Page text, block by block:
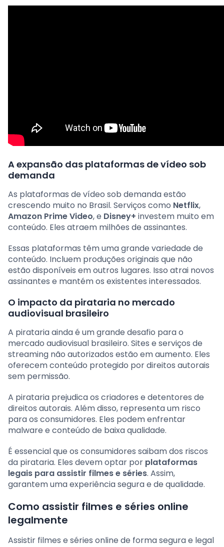
A expansão das plataformas de vídeo sob
demanda
As plataformas de vídeo sob demanda estão
crescendo muito no Brasil. Serviços como Netflix,
Amazon Prime Video, e Disney+ investem muito em
conteúdo. Eles atraem milhões de assinantes.
Essas plataformas têm uma grande variedade de
conteúdo. Incluem produções originais que não
estão disponíveis em outros lugares. Isso atrai novos
assinantes e mantém os existentes interessados.
O impacto da pirataria no mercado
audiovisual brasileiro
A pirataria ainda é um grande desafio para o
mercado audiovisual brasileiro. Sites e serviços de
streaming não autorizados estão em aumento. Eles
oferecem conteúdo protegido por direitos autorais
sem permissão.
A pirataria prejudica os criadores e detentores de
direitos autorais. Além disso, representa um risco
para os consumidores. Eles podem enfrentar
malware e conteúdo de baixa qualidade.
É essencial que os consumidores saibam dos riscos
da pirataria. Eles devem optar por plataformas
legais para assistir filmes e séries. Assim,
garantem uma experiência segura e de qualidade.
Como assistir filmes e séries online
legalmente
Assistir filmes e séries online de forma segura e legal